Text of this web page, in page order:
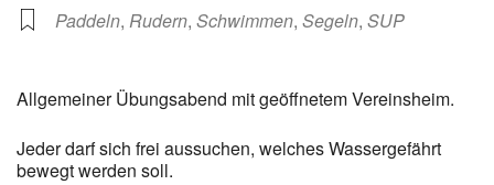
Paddeln, Rudern, Schwimmen, Segeln, SUP
Allgemeiner Übungsabend mit geöffnetem Vereinsheim.
Jeder darf sich frei aussuchen, welches Wassergefährt
bewegt werden soll.